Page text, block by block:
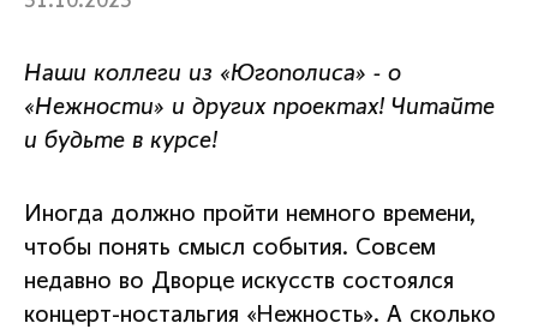
Наши коллеги из «Югополиса» - о
«Нежности» и других проектах! Читайте
и будьте в курсе!
Иногда должно пройти немного времени,
чтобы понять смысл события. Совсем
недавно во Дворце искусств состоялся
концерт-ностальгия «Нежность». А сколько